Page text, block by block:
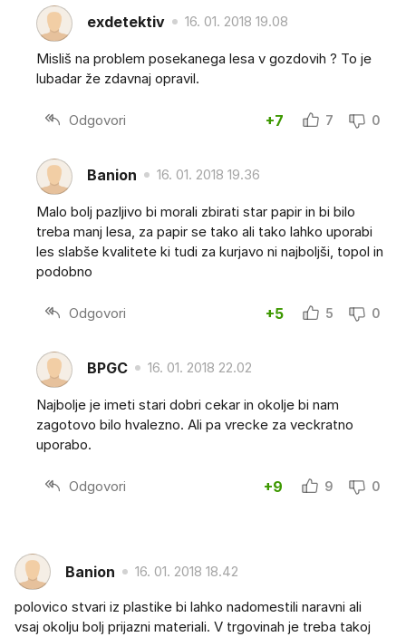
exdetektiv 16. 01. 2018 19.08
Misliš na problem posekanega lesa v gozdovih ? To je
lubadar že zdavnaj opravil.
Odgovori +7 7 0
Banion 16. 01. 2018 19.36
Malo bolj pazljivo bi morali zbirati star papir in bi bilo
treba manj lesa, za papir se tako ali tako lahko uporabi
les slabše kvalitete ki tudi za kurjavo ni najboljši, topol in
podobno
Odgovori +5 5 0
BPGC 16. 01. 2018 22.02
Najbolje je imeti stari dobri cekar in okolje bi nam
zagotovo bilo hvalezno. Ali pa vrecke za veckratno
uporabo.
Odgovori +9 9 0
Banion 16. 01. 2018 18.42
polovico stvari iz plastike bi lahko nadomestili naravni ali
vsaj okolju bolj prijazni materiali. V trgovinah je treba takoj